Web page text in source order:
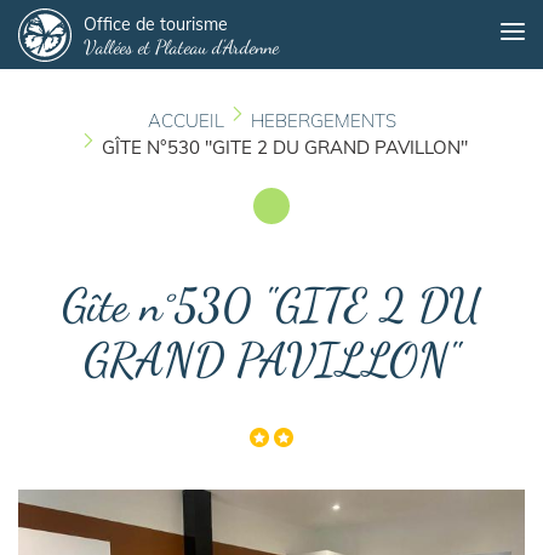
au
contenu
Office de tourisme
Vallées et Plateau d'Ardenne
ACCUEIL
HEBERGEMENTS
GÎTE N°530 "GITE 2 DU GRAND PAVILLON"
Gîte n°530 "GITE 2 DU
GRAND PAVILLON"
Panneau de gestion des cookies